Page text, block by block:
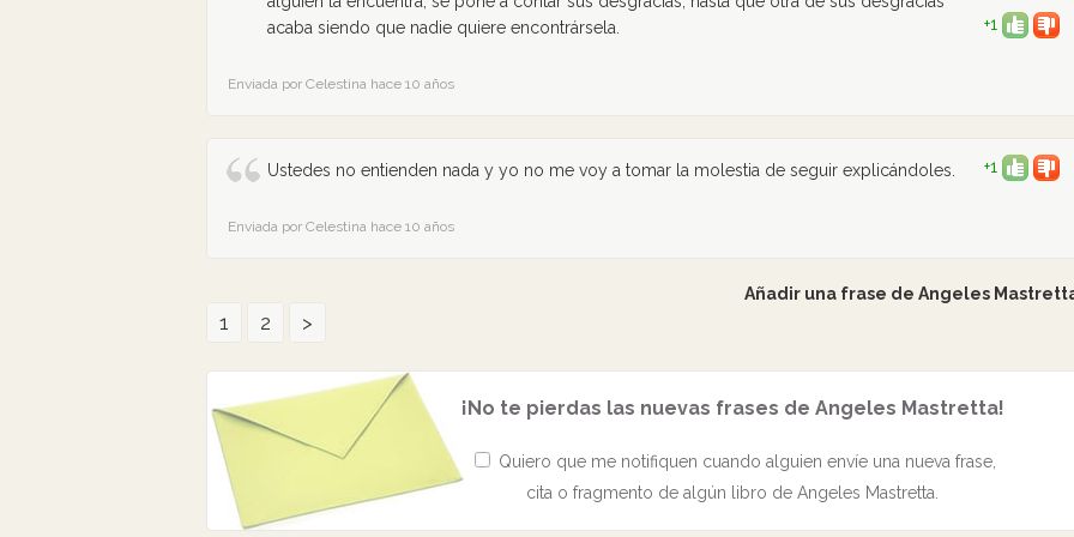
acaba siendo que nadie quiere encontrársela.
+1
Enviada por Celestina hace 10 años
Ustedes no entienden nada y yo no me voy a tomar la molestia de seguir explicándoles. +1
Enviada por Celestina hace 10 años
Añadir una frase de Angeles
1 2 >
¡No te pierdas las nuevas frases de Angeles Mastretta!
Quiero que me notifiquen cuando alguien envíe una nueva frase,
cita o fragmento de algún libro de Angeles Mastretta.